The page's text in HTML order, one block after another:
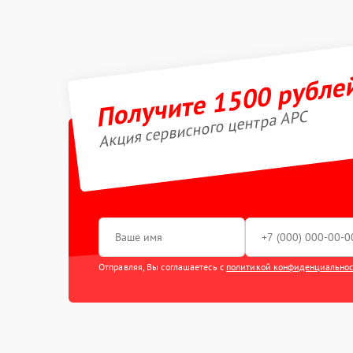
Получите 1500
Акция сервисного центра APC
Отправляя, Вы соглашаетесь с политикой